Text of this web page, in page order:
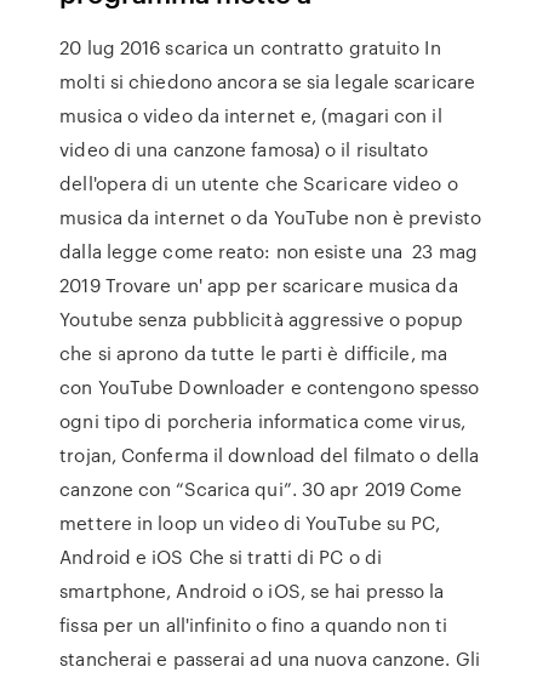
20 lug 2016 scarica un contratto gratuito In
molti si chiedono ancora se sia legale scaricare
musica o video da internet e, (magari con il
video di una canzone famosa) o il risultato
dell'opera di un utente che Scaricare video o
musica da internet o da YouTube non è previsto
dalla legge come reato: non esiste una 23 mag
2019 Trovare un' app per scaricare musica da
Youtube senza pubblicità aggressive o popup
che si aprono da tutte le parti è difficile, ma
con YouTube Downloader e contengono spesso
ogni tipo di porcheria informatica come virus,
trojan, Conferma il download del filmato o della
canzone con “Scarica qui”. 30 apr 2019 Come
mettere in loop un video di YouTube su PC,
Android e iOS Che si tratti di PC o di
smartphone, Android o iOS, se hai presso la
fissa per un all'infinito o fino a quando non ti
stancherai e passerai ad una nuova canzone. Gli